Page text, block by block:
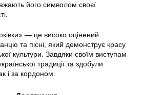
його символом своєї
— це високо оцінений
та пісні, який демонструє красу
культури. Завдяки своїм виступам
традиції та здобули
і за кордоном.